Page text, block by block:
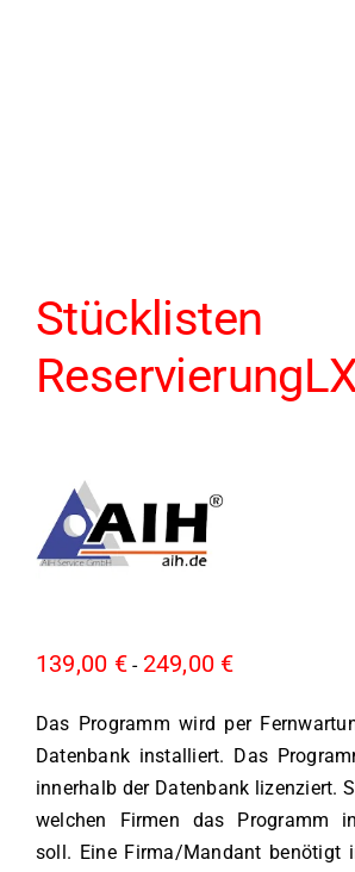
Stücklisten
139,00 €- 249,00 €
Das Programm wird per
Datenbank installiert. Das
innerhalb der Datenbank lizenziert.
welchen Firmen das Programm
soll. Eine Firma/Mandant benötigt